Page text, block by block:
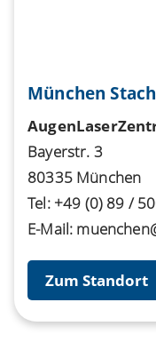
München
Bayerstr. 3
80335 München
Tel: +49 (0) 89 /
E-Mail:
Zum Standort